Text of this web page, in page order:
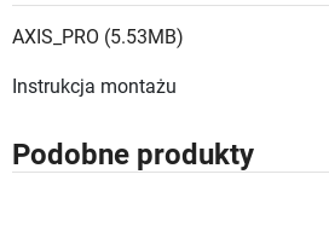
AXIS_PRO (5.53MB)
Instrukcja montażu
Podobne produkty